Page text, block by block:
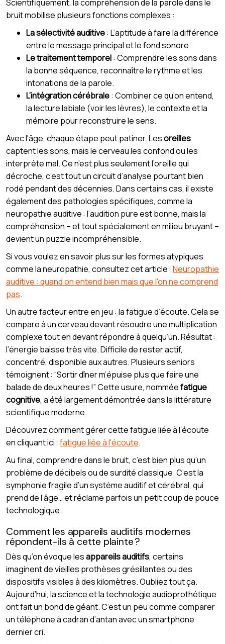
Scientifiquement, la compréhension de la parole dans le
bruit mobilise plusieurs fonctions complexes :
La sélectivité auditive: L’aptitude à faire la différence
entre le message principal et le fond sonore.
Le traitement temporel: Comprendre les sons dans
la bonne séquence, reconnaître le rythme et les
intonations de la parole.
L’intégration cérébrale: Combiner ce qu’on entend,
la lecture labiale (voir les lèvres), le contexte et la
mémoire pour reconstruire le sens.
Avec l'âge, chaque étape peut patiner. Lesoreilles
captent les sons, mais le cerveau les confond ou les
interprète mal. Ce n’est plus seulement l’oreille qui
décroche, c’est tout un circuit d’analyse pourtant bien
rodé pendant des décennies. Dans certains cas, il existe
également des pathologies spécifiques, comme la
neuropathie auditive : l’audition pure est bonne, mais la
compréhension – et tout spécialement en milieu bruyant –
devient un puzzle incompréhensible.
Si vous voulez en savoir plus sur les formes atypiques
comme la neuropathie, consultez cet article : Neuropathie
auditive : quand on entend bien mais que l'on ne comprend
pas.
Un autre facteur entre en jeu : la fatigue d’écoute. Cela se
compare à un cerveau devant résoudre une multiplication
complexe tout en devant répondre à quelqu’un. Résultat :
l’énergie baisse très vite. Difficile de rester actif,
concentré, disponible aux autres. Plusieurs seniors
témoignent : “Sortir dîner m’épuise plus que faire une
balade de deux heures !” Cette usure, nomméefatigue
cognitive, a été largement démontrée dans la littérature
scientifique moderne.
Découvrez comment gérer cette fatigue liée à l’écoute
en cliquant ici : fatigue liée à l'écoute.
Au final, comprendre dans le bruit, c’est bien plus qu’un
problème de décibels ou de surdité classique. C’est la
symphonie fragile d’un système auditif et cérébral, qui
prend de l’âge… et réclame parfois un petit coup de pouce
technologique.
Comment les appareils auditifs modernes
répondent-ils à cette plainte ?
Dès qu’on évoque lesappareils auditifs, certains
imaginent de vieilles prothèses grésillantes ou des
dispositifs visibles à des kilomètres. Oubliez tout ça.
Aujourd’hui, la science et la technologie audioprothétique
ont fait un bond de géant. C’est un peu comme comparer
un téléphone à cadran d’antan avec un smartphone
dernier cri.